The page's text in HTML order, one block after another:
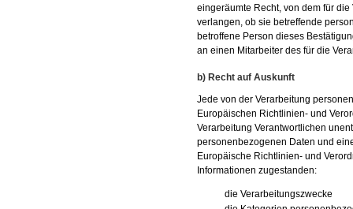
eingeräumte Recht, von dem für
verlangen, ob sie betreffende
betroffene Person dieses
an einen Mitarbeiter des für die
b) Recht auf Auskunft
Jede von der Verarbeitung
Europäischen Richtlinien- und
Verarbeitung Verantwortlichen
personenbezogenen Daten und
Europäische Richtlinien- und
Informationen zugestanden:
die Verarbeitungszwecke